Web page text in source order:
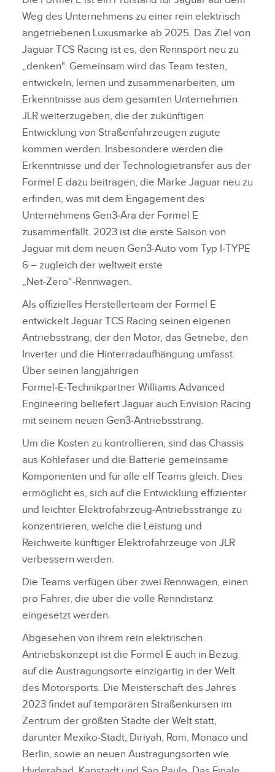
Weg des Unternehmens zu einer rein elektrisch
angetriebenen Luxusmarke ab 2025. Das Ziel von
Jaguar TCS Racing ist es, den Rennsport neu zu
„denken". Gemeinsam wird das Team testen,
entwickeln, lernen und zusammenarbeiten, um
Erkenntnisse aus dem gesamten Unternehmen
JLR weiterzugeben, die der zukünftigen
Entwicklung von Straßenfahrzeugen zugute
kommen werden. Insbesondere werden die
Erkenntnisse und der Technologietransfer aus der
Formel E dazu beitragen, die Marke Jaguar neu zu
erfinden, was mit dem Engagement des
Unternehmens Gen3‑Ära der Formel E
zusammenfällt. 2023 ist die erste Saison von
Jaguar mit dem neuen Gen3‑Auto vom Typ I‑TYPE
6 – zugleich der weltweit erste
„Net‑Zero“‑Rennwagen.
Als offizielles Herstellerteam der Formel E
entwickelt Jaguar TCS Racing seinen eigenen
Antriebsstrang, der den Motor, das Getriebe, den
Inverter und die Hinterradaufhängung umfasst.
Über seinen langjährigen
Formel‑E‑Technikpartner Williams Advanced
Engineering beliefert Jaguar auch Envision Racing
mit seinem neuen Gen3‑Antriebsstrang.
Um die Kosten zu kontrollieren, sind das Chassis
aus Kohlefaser und die Batterie gemeinsame
Komponenten und für alle elf Teams gleich. Dies
ermöglicht es, sich auf die Entwicklung effizienter
und leichter Elektrofahrzeug‑Antriebsstränge zu
konzentrieren, welche die Leistung und
Reichweite künftiger Elektrofahrzeuge von JLR
verbessern werden.
Die Teams verfügen über zwei Rennwagen, einen
pro Fahrer, die über die volle Renndistanz
eingesetzt werden.
Abgesehen von ihrem rein elektrischen
Antriebskonzept ist die Formel E auch in Bezug
auf die Austragungsorte einzigartig in der Welt
des Motorsports. Die Meisterschaft des Jahres
2023 findet auf temporären Straßenkursen im
Zentrum der größten Städte der Welt statt,
darunter Mexiko‑Stadt, Diriyah, Rom, Monaco und
Berlin, sowie an neuen Austragungsorten wie